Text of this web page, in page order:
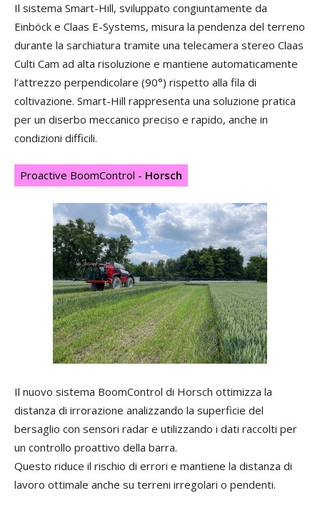
Il sistema Smart-Hill, sviluppato congiuntamente da
Einböck e Claas E-Systems, misura la pendenza del terreno
durante la sarchiatura tramite una telecamera stereo Claas
Culti Cam ad alta risoluzione e mantiene automaticamente
l’attrezzo perpendicolare (90°) rispetto alla fila di
coltivazione. Smart-Hill rappresenta una soluzione pratica
per un diserbo meccanico preciso e rapido, anche in
condizioni difficili.
Proactive BoomControl - Horsch
Il nuovo sistema BoomControl di Horsch ottimizza la
distanza di irrorazione analizzando la superficie del
bersaglio con sensori radar e utilizzando i dati raccolti per
un controllo proattivo della barra.
Questo riduce il rischio di errori e mantiene la distanza di
lavoro ottimale anche su terreni irregolari o pendenti.